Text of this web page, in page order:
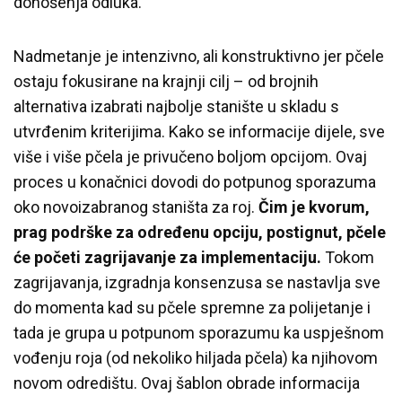
Nadmetanje je intenzivno, ali konstruktivno jer pčele
ostaju fokusirane na krajnji cilj – od brojnih
alternativa izabrati najbolje stanište u skladu s
utvrđenim kriterijima. Kako se informacije dijele, sve
više i više pčela je privučeno boljom opcijom. Ovaj
proces u konačnici dovodi do potpunog sporazuma
oko novoizabranog staništa za roj. Čim je kvorum,
prag podrške za određenu opciju, postignut, pčele
će početi zagrijavanje za implementaciju. Tokom
zagrijavanja, izgradnja konsenzusa se nastavlja sve
do momenta kad su pčele spremne za polijetanje i
tada je grupa u potpunom sporazumu ka uspješnom
vođenju roja (od nekoliko hiljada pčela) ka njihovom
novom odredištu. Ovaj šablon obrade informacija